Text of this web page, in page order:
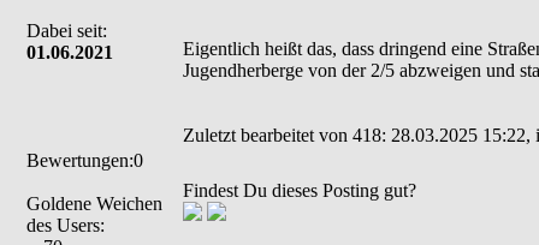
Dabei seit:
01.06.2021
Bewertungen:0
Goldene Weichen
des Users:
Eigentlich heißt das, dass dringend eine
Jugendherberge von der 2/5 abzweigen und
Zuletzt bearbeitet von 418: 28.03.2025 15:22,
Findest Du dieses Posting gut?